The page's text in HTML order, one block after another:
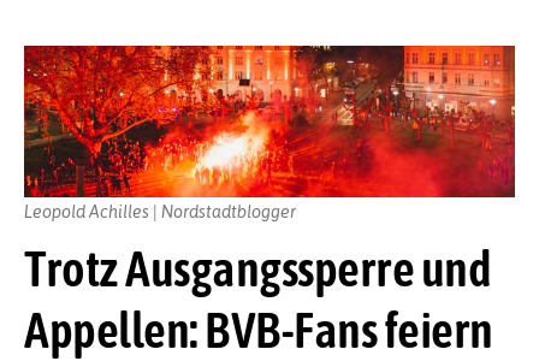
Trotz Ausgangssperre und
Appellen: BVB-Fans feiern
Leopold Achilles | Nordstadtblogger